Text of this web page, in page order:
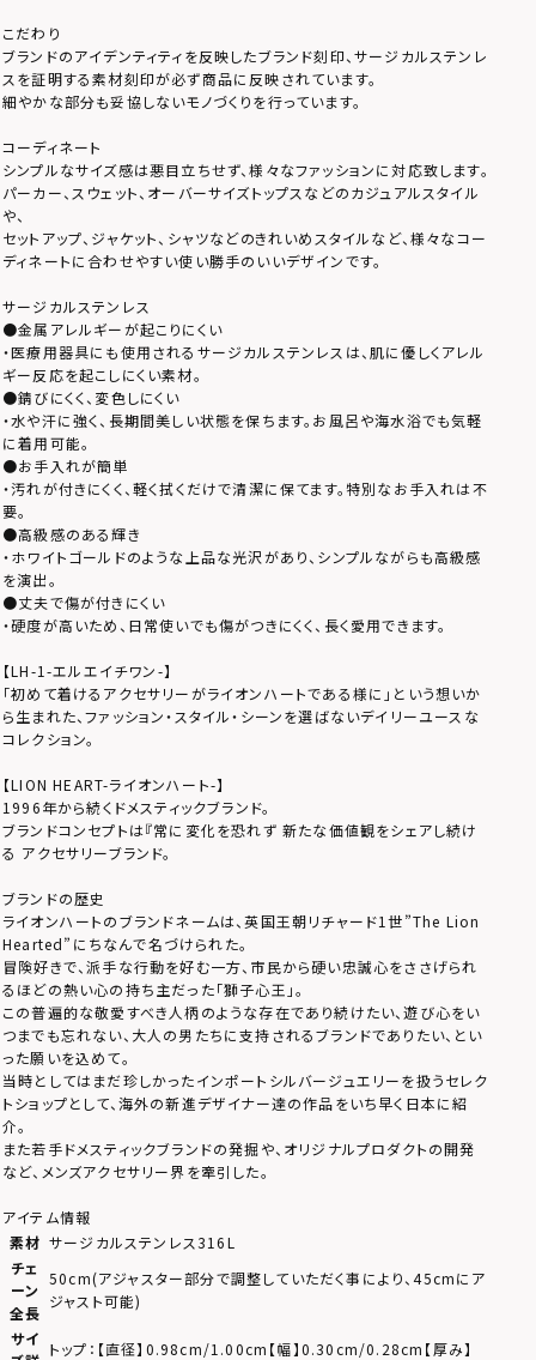
こだわり
ブランドのアイデンティティを反映したブランド刻印、サージカルステンレ
スを証明する素材刻印が必ず商品に反映されています。
細やかな部分も妥協しないモノづくりを行っています。
コーディネート
シンプルなサイズ感は悪目立ちせず、様々なファッションに対応致します。
パーカー、スウェット、オーバーサイズトップスなどのカジュアルスタイル
や、
セットアップ、ジャケット、シャツなどのきれいめスタイルなど、様々なコー
ディネートに合わせやすい使い勝手のいいデザインです。
サージカルステンレス
●金属アレルギーが起こりにくい
・医療用器具にも使用されるサージカルステンレスは、肌に優しくアレル
ギー反応を起こしにくい素材。
●錆びにくく、変色しにくい
・水や汗に強く、長期間美しい状態を保ちます。お風呂や海水浴でも気軽
に着用可能。
●お手入れが簡単
・汚れが付きにくく、軽く拭くだけで清潔に保てます。特別なお手入れは不
要。
●高級感のある輝き
・ホワイトゴールドのような上品な光沢があり、シンプルながらも高級感
を演出。
●丈夫で傷が付きにくい
・硬度が高いため、日常使いでも傷がつきにくく、長く愛用できます。
【LH-1-エルエイチワン-】
「初めて着けるアクセサリーがライオンハートである様に」という想いか
ら生まれた、ファッション・スタイル・シーンを選ばないデイリーユースな
コレクション。
【LION HEART-ライオンハート-】
1996年から続くドメスティックブランド。
ブランドコンセプトは『常に変化を恐れず 新たな価値観をシェアし続け
る アクセサリーブランド。
ブランドの歴史
ライオンハートのブランドネームは、英国王朝リチャード1世”The Lion
Hearted”にちなんで名づけられた。
冒険好きで、派手な行動を好む一方、市民から硬い忠誠心をささげられ
るほどの熱い心の持ち主だった「獅子心王」。
この普遍的な敬愛すべき人柄のような存在であり続けたい、遊び心をい
つまでも忘れない、大人の男たちに支持されるブランドでありたい、とい
った願いを込めて。
当時としてはまだ珍しかったインポートシルバージュエリーを扱うセレク
トショップとして、海外の新進デザイナー達の作品をいち早く日本に紹
介。
また若手ドメスティックブランドの発掘や、オリジナルプロダクトの開発
など、メンズアクセサリー界を牽引した。
アイテム情報
素材 サージカルステンレス316L
チェ
ーン
全長
50cm(アジャスター部分で調整していただく事により、45cmにア
ジャスト可能)
サイ
トップ：【直径】0.98cm/1.00cm【幅】0.30cm/0.28cm【厚み】